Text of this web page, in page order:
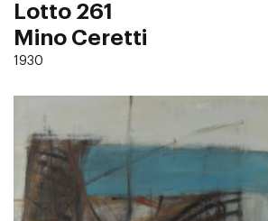
Lotto 261
Mino Ceretti
1930